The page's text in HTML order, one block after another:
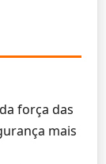
força das
mais